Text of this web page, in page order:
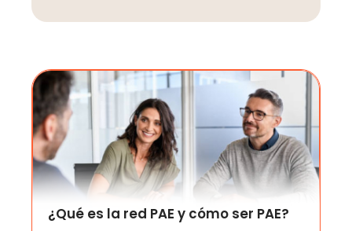
¿Qué es la red PAE y cómo ser PAE?